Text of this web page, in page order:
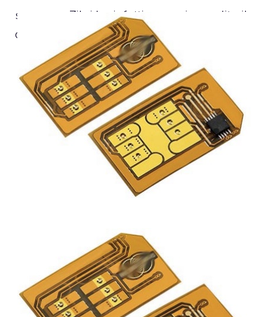
speranze. Zibri ha infatti messo in vendita il
dominio che lo ha reso celebre.